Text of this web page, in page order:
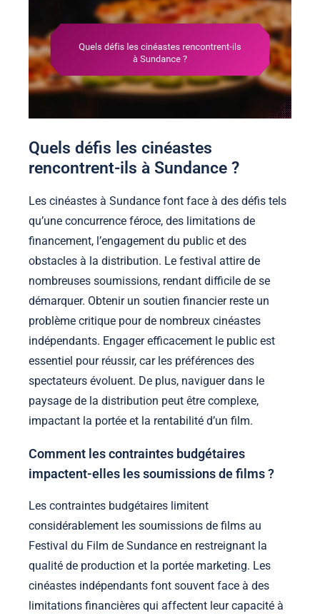
Quels défis les cinéastes
rencontrent-ils à Sundance ?
Les cinéastes à Sundance font face à des défis tels
qu’une concurrence féroce, des limitations de
financement, l’engagement du public et des
obstacles à la distribution. Le festival attire de
nombreuses soumissions, rendant difficile de se
démarquer. Obtenir un soutien financier reste un
problème critique pour de nombreux cinéastes
indépendants. Engager efficacement le public est
essentiel pour réussir, car les préférences des
spectateurs évoluent. De plus, naviguer dans le
paysage de la distribution peut être complexe,
impactant la portée et la rentabilité d’un film.
Comment les contraintes budgétaires
impactent-elles les soumissions de films ?
Les contraintes budgétaires limitent
considérablement les soumissions de films au
Festival du Film de Sundance en restreignant la
qualité de production et la portée marketing. Les
cinéastes indépendants font souvent face à des
limitations financières qui affectent leur capacité à